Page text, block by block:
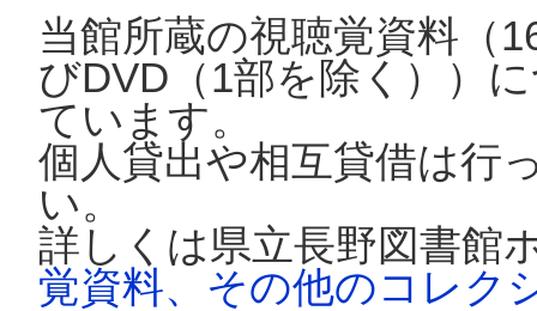
当館所蔵の視聴覚資料（
びDVD（1部を除く））
ています。
個人貸出や相互貸借は行
い。
詳しくは県立長野図書館
覚資料、その他のコレク